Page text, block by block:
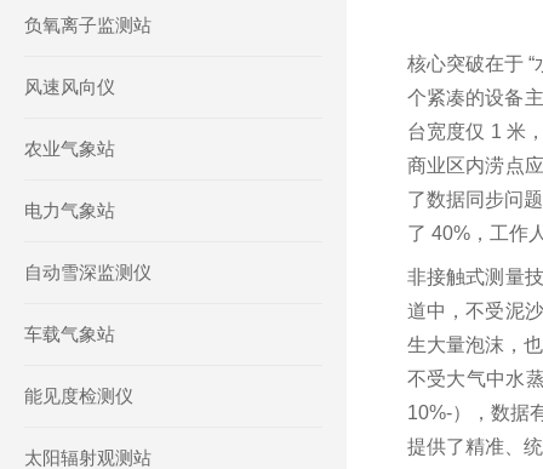
负氧离子监测站
风速风向仪
农业气象站
电力气象站
自动雪深监测仪
车载气象站
能见度检测仪
太阳辐射观测站
核心突破在于
个紧凑的设备
台宽度仅 1 米
商业区内涝点
了数据同步问
了 40%，工作
非接触式测量
道中，不受泥
生大量泡沫，
不受大气中水
10%-），数据
提供了精准、